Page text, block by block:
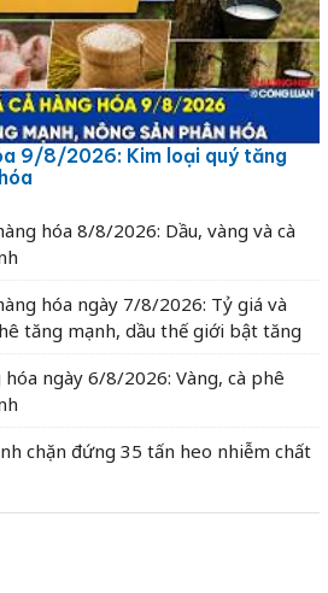
9/8/2026: Kim loại quý tăng
hóa 8/8/2026: Dầu, vàng và cà
hóa ngày 7/8/2026: Tỷ giá và
tăng mạnh, dầu thế giới bật tăng
ngày 6/8/2026: Vàng, cà phê
chặn đứng 35 tấn heo nhiễm chất